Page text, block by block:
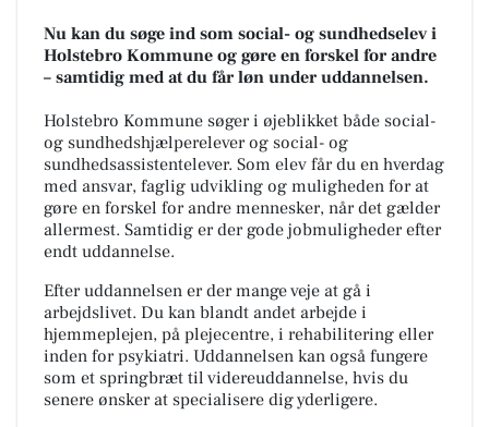
Nu kan du søge ind som social- og sundhedselev i
Holstebro Kommune og gøre en forskel for andre
– samtidig med at du får løn under uddannelsen.
Holstebro Kommune søger i øjeblikket både social-
og sundhedshjælperelever og social- og
sundhedsassistentelever. Som elev får du en hverdag
med ansvar, faglig udvikling og muligheden for at
gøre en forskel for andre mennesker, når det gælder
allermest. Samtidig er der gode jobmuligheder efter
endt uddannelse.
Efter uddannelsen er der mange veje at gå i
arbejdslivet. Du kan blandt andet arbejde i
hjemmeplejen, på plejecentre, i rehabilitering eller
inden for psykiatri. Uddannelsen kan også fungere
som et springbræt til videreuddannelse, hvis du
senere ønsker at specialisere dig yderligere.